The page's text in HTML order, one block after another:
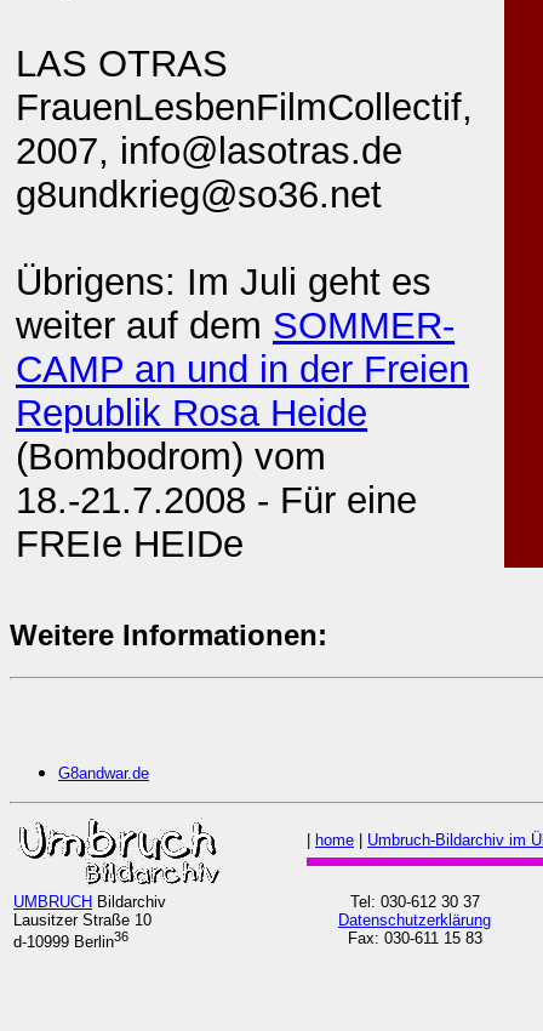
LAS OTRAS
FrauenLesbenFilmCollectif,
2007, info@lasotras.de
g8undkrieg@so36.net
Übrigens: Im Juli geht es
weiter auf dem SOMMER-
CAMP an und in der Freien
Republik Rosa Heide
(Bombodrom) vom
18.-21.7.2008 - Für eine
FREIe HEIDe
Weitere Informationen:
G8andwar.de
| home | Umbruch-Bildarchiv im
UMBRUCH Bildarchiv
Lausitzer Straße 10
d-10999 Berlin36
Tel: 030-612 30 37
Datenschutzerklärung
Fax: 030-611 15 83